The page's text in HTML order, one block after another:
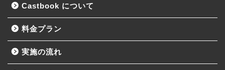
Castbook について
料金プラン
実施の流れ